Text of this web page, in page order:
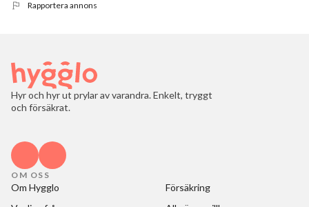
Rapportera annons
Hyr och hyr ut prylar av varandra. Enkelt, tryggt
och försäkrat.
OM OSS
Om Hygglo
Försäkring